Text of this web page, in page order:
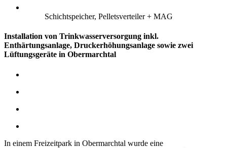
Schichtspeicher, Pelletsverteiler + MAG
Installation von Trinkwasserversorgung inkl.
Enthärtungsanlage, Druckerhöhungsanlage sowie zwei
Lüftungsgeräte in Obermarchtal
In einem Freizeitpark in Obermarchtal wurde eine